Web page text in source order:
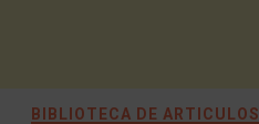
BIBLIOTECA DE ARTICULOS